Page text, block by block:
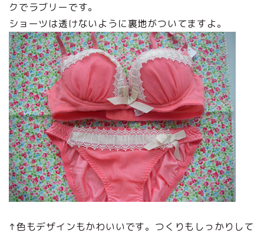
クでラブリーです。
ショーツは透けないように裏地がついてますよ。
↑色もデザインもかわいいです。つくりもしっかりして